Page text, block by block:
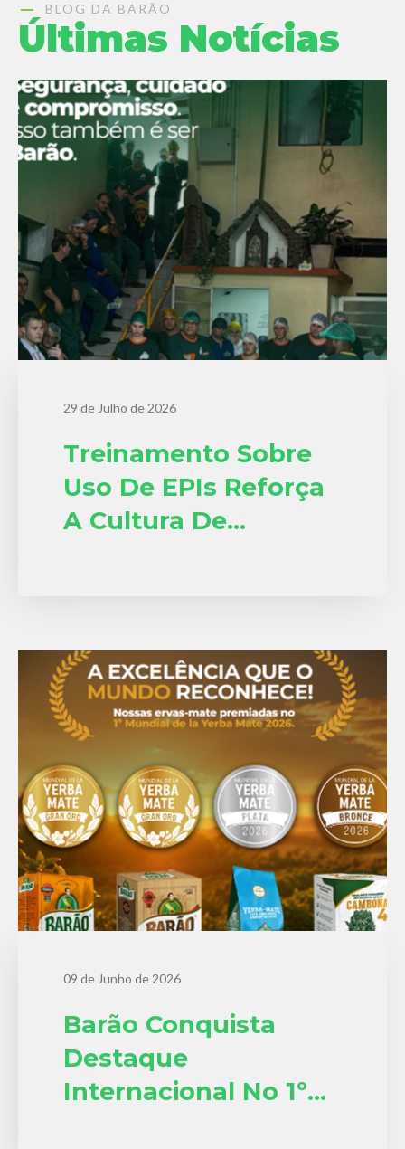
BLOG DA BARÃO
Últimas Notícias
29 de Julho de 2026
Treinamento Sobre
Uso De EPIs Reforça
A Cultura De
09 de Junho de 2026
Barão Conquista
Destaque
Internacional No 1º